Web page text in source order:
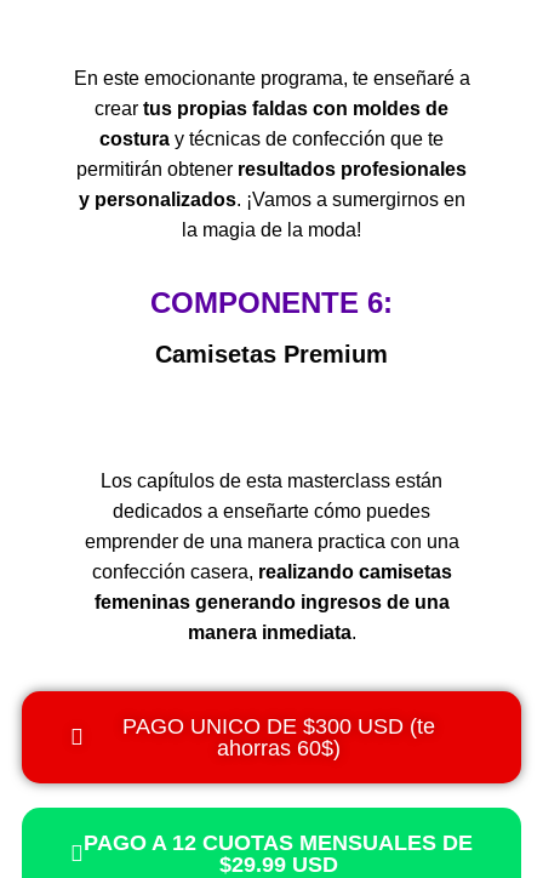
En este emocionante programa, te enseñaré a
crear tus propias faldas con moldes de
costura y técnicas de confección que te
permitirán obtener resultados profesionales
y personalizados. ¡Vamos a sumergirnos en
la magia de la moda!
COMPONENTE 6:
Camisetas Premium
Los capítulos de esta masterclass están
dedicados a enseñarte cómo puedes
emprender de una manera practica con una
confección casera, realizando camisetas
femeninas generando ingresos de una
manera inmediata.
PAGO UNICO DE $300 USD (te
ahorras 60$)
PAGO A 12 CUOTAS MENSUALES DE
$29.99 USD